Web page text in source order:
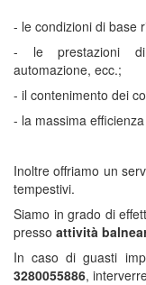
- le condizioni di base
- le prestazioni di
automazione, ecc.;
- il contenimento dei
- la massima
Inoltre offriamo un
tempestivi.
Siamo in grado di
presso attività
In caso di guasti
3280055886,